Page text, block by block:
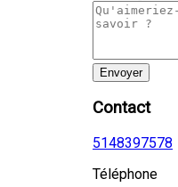
Envoyer
Contact
5148397578
Téléphone